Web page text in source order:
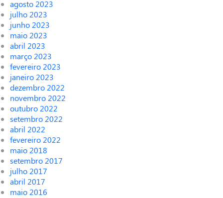
agosto 2023
julho 2023
junho 2023
maio 2023
abril 2023
março 2023
fevereiro 2023
janeiro 2023
dezembro 2022
novembro 2022
outubro 2022
setembro 2022
abril 2022
fevereiro 2022
maio 2018
setembro 2017
julho 2017
abril 2017
maio 2016